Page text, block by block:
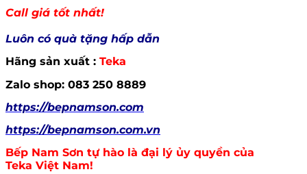
Call giá tốt nhất!
Luôn có quà tặng hấp dẫn
Hãng sản xuất : Teka
Zalo shop: 083 250 8889
https://bepnamson.com
https://bepnamson.com.vn
Bếp Nam Sơn tự hào là đại lý ủy quyền của
Teka Việt Nam!